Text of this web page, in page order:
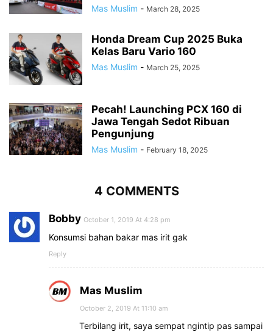
Mas Muslim - March 28, 2025
Honda Dream Cup 2025 Buka
Kelas Baru Vario 160
Mas Muslim - March 25, 2025
Pecah! Launching PCX 160 di
Jawa Tengah Sedot Ribuan
Pengunjung
Mas Muslim - February 18, 2025
4 COMMENTS
Bobby October 1, 2019 At 4:28 pm
Konsumsi bahan bakar mas irit gak
Reply
Mas Muslim
October 2, 2019 At 11:10 am
Terbilang irit, saya sempat ngintip pas sampai